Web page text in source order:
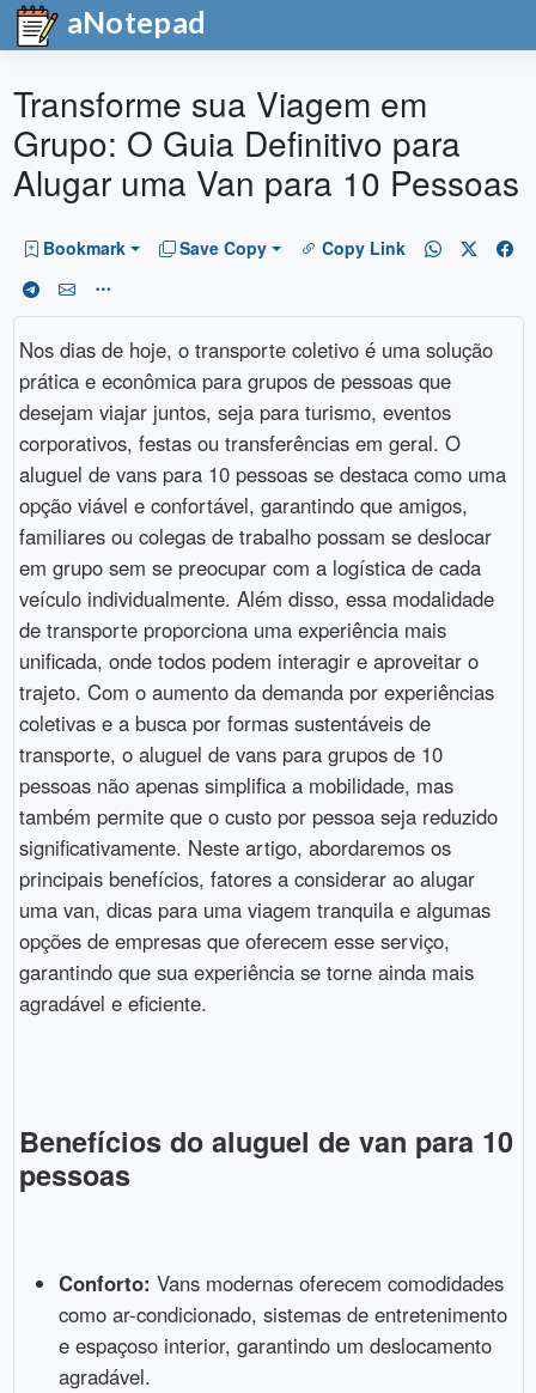
aNotepad
Transforme sua Viagem em
Grupo: O Guia Definitivo para
Alugar uma Van para 10 Pessoas
Bookmark Save Copy Copy Link
Nos dias de hoje, o transporte coletivo é uma solução
prática e econômica para grupos de pessoas que
desejam viajar juntos, seja para turismo, eventos
corporativos, festas ou transferências em geral. O
aluguel de vans para 10 pessoas se destaca como uma
opção viável e confortável, garantindo que amigos,
familiares ou colegas de trabalho possam se deslocar
em grupo sem se preocupar com a logística de cada
veículo individualmente. Além disso, essa modalidade
de transporte proporciona uma experiência mais
unificada, onde todos podem interagir e aproveitar o
trajeto. Com o aumento da demanda por experiências
coletivas e a busca por formas sustentáveis de
transporte, o aluguel de vans para grupos de 10
pessoas não apenas simplifica a mobilidade, mas
também permite que o custo por pessoa seja reduzido
significativamente. Neste artigo, abordaremos os
principais benefícios, fatores a considerar ao alugar
uma van, dicas para uma viagem tranquila e algumas
opções de empresas que oferecem esse serviço,
garantindo que sua experiência se torne ainda mais
agradável e eficiente.
Benefícios do aluguel de van para 10
pessoas
Conforto: Vans modernas oferecem comodidades
como ar-condicionado, sistemas de entretenimento
e espaçoso interior, garantindo um deslocamento
agradável.